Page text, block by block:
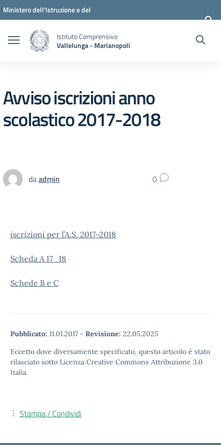
Vai ai contenuti
Vai al menu di navigazione
Vai al footer
Ministero dell'Istruzione e del
Istituto Comprensivo
Vallelunga - Marianopoli
Avviso iscrizioni anno
scolastico 2017-2018
daadmin 0
iscrizioni per l’A.S. 2017-2018
Scheda A 17_18
Schede B e C
Pubblicato: 11.01.2017 - Revisione: 22.05.2025
Eccetto dove diversamente specificato, questo articolo è stato
rilasciato sotto Licenza Creative Commons Attribuzione 3.0
Italia.
Stampa / Condividi